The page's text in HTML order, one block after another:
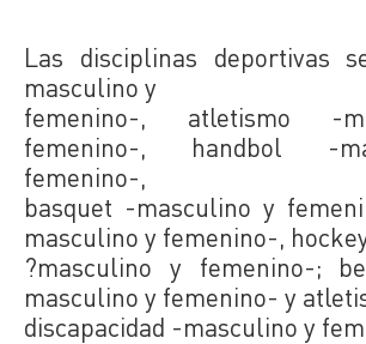
Las disciplinas deportivas
masculino y
femenino-, atletismo -
femenino-, handbol -
femenino-,
basquet -masculino y
masculino y femenino-,
?masculino y femenino-;
masculino y femenino- y
discapacidad -masculino y